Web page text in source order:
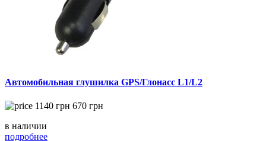
Автомобильная глушилка GPS/Глонасс L1/L2
1140 грн 670 грн
в наличии
подробнее